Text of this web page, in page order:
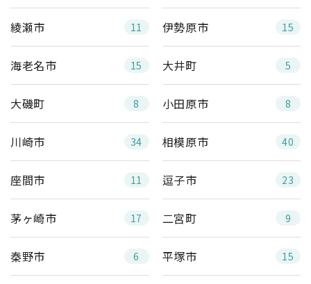
綾瀬市 11 伊勢原市 15
海老名市 15 大井町 5
大磯町 8 小田原市 8
川崎市 34 相模原市 40
座間市 11 逗子市 23
茅ヶ崎市 17 二宮町 9
秦野市 6 平塚市 15